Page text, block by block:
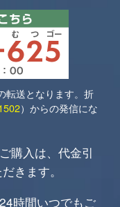
転送となります。折
）からの発信にな
購入は、代金引
きます。
時間いつでもご